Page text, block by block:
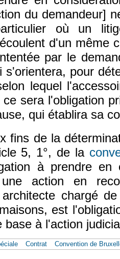
du demandeur]
où un
d'un même
par le
s'orientera, pour
lequel
sera l'obligation
qui établira sa
fins de la
5, 1°, de la
à prendre en
action en
chargé
est
base à l'action
Contrat Convention de